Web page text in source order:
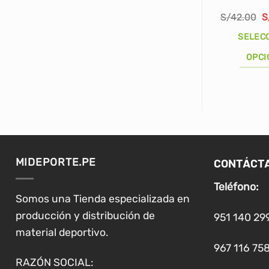
S/42.00 El
variantes.
opciones
se
en
página
MIDEPORTE.PE
Somos una Tienda especializada en
producción y distribución de
material deportivo.
RAZÓN SOCIAL:
Teléfono:
951 140
967 116